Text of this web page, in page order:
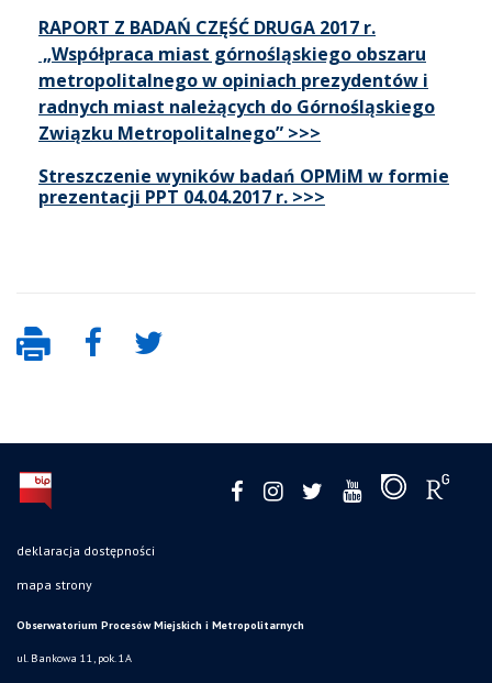
RAPORT Z BADAŃ CZĘŚĆ DRUGA 2017 r.
„Współpraca miast górnośląskiego obszaru
metropolitalnego w opiniach prezydentów i
radnych miast należących do Górnośląskiego
Związku Metropolitalnego” >>>
Streszczenie wyników badań OPMiM w formie
prezentacji PPT 04.04.2017 r. >>>
deklaracja dostępności
mapa strony
Obserwatorium Procesów Miejskich i Metropolitarnych
ul. Bankowa 11, pok. 1A